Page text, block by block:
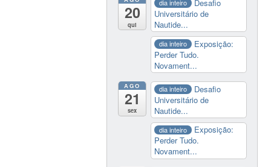
20
qui
dia inteiro
Desafio
Universitário de
Nautide...
dia inteiro
Exposição:
Perder Tudo.
Novament...
AGO
21
sex
dia inteiro
Desafio
Universitário de
Nautide...
dia inteiro
Exposição:
Perder Tudo.
Novament...